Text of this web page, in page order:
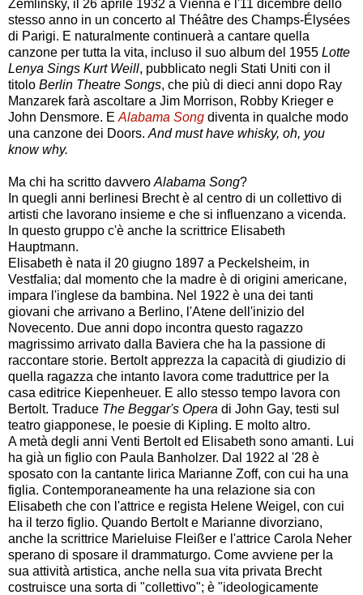
Zemlinsky, il 26 aprile 1932 a Vienna e l'11 dicembre dello
stesso anno in un concerto al Théâtre des Champs-Élysées
di Parigi. E naturalmente continuerà a cantare quella
canzone per tutta la vita, incluso il suo album del 1955 Lotte
Lenya Sings Kurt Weill, pubblicato negli Stati Uniti con il
titolo Berlin Theatre Songs, che più di dieci anni dopo Ray
Manzarek farà ascoltare a Jim Morrison, Robby Krieger e
John Densmore. E Alabama Song diventa in qualche modo
una canzone dei Doors. And must have whisky, oh, you
know why.
Ma chi ha scritto davvero Alabama Song?
In quegli anni berlinesi Brecht è al centro di un collettivo di
artisti che lavorano insieme e che si influenzano a vicenda.
In questo gruppo c'è anche la scrittrice Elisabeth
Hauptmann.
Elisabeth è nata il 20 giugno 1897 a Peckelsheim, in
Vestfalia; dal momento che la madre è di origini americane,
impara l'inglese da bambina. Nel 1922 è una dei tanti
giovani che arrivano a Berlino, l'Atene dell'inizio del
Novecento. Due anni dopo incontra questo ragazzo
magrissimo arrivato dalla Baviera che ha la passione di
raccontare storie. Bertolt apprezza la capacità di giudizio di
quella ragazza che intanto lavora come traduttrice per la
casa editrice Kiepenheuer. E allo stesso tempo lavora con
Bertolt. Traduce The Beggar's Opera di John Gay, testi sul
teatro giapponese, le poesie di Kipling. E molto altro.
A metà degli anni Venti Bertolt ed Elisabeth sono amanti. Lui
ha già un figlio con Paula Banholzer. Dal 1922 al '28 è
sposato con la cantante lirica Marianne Zoff, con cui ha una
figlia. Contemporaneamente ha una relazione sia con
Elisabeth che con l'attrice e regista Helene Weigel, con cui
ha il terzo figlio. Quando Bertolt e Marianne divorziano,
anche la scrittrice Marieluise Fleißer e l'attrice Carola Neher
sperano di sposare il drammaturgo. Come avviene per la
sua attività artistica, anche nella sua vita privata Brecht
costruisce una sorta di "collettivo"; è "ideologicamente